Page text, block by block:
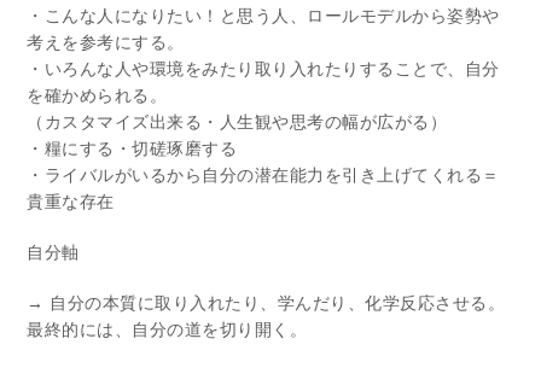
・こんな人になりたい！と思う人、ロールモデルから姿勢や
考えを参考にする。
・いろんな人や環境をみたり取り入れたりすることで、自分
を確かめられる。
（カスタマイズ出来る・人生観や思考の幅が広がる）
・糧にする・切磋琢磨する
・ライバルがいるから自分の潜在能力を引き上げてくれる＝
貴重な存在
自分軸
→ 自分の本質に取り入れたり、学んだり、化学反応させる。
最終的には、自分の道を切り開く。